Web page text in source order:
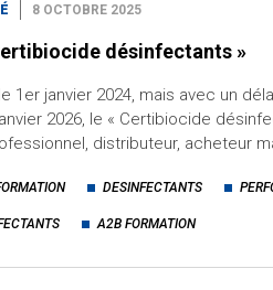
8 OCTOBRE 2025
désinfectants »
1er janvier 2024, mais avec un
2026, le « Certibiocide
distributeur, acheteur
DESINFECTANTS
A2B FORMATION